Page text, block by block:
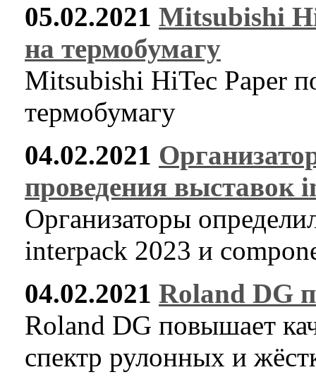
05.02.2021 Mitsubishi
на термобумагу
Mitsubishi HiTec Paper
термобумагу
04.02.2021
проведения выставок
Организаторы
interpack 2023 и
04.02.2021 Roland DG
Roland DG повышает
спектр рулонных и